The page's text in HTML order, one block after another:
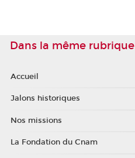
Dans la même rubrique
Accueil
Jalons historiques
Nos missions
La Fondation du Cnam